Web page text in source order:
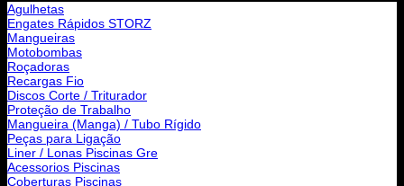
Agulhetas
Engates Rápidos STORZ
Mangueiras
Motobombas
Roçadoras
Recargas Fio
Discos Corte / Triturador
Proteção de Trabalho
Mangueira (Manga) / Tubo Rígido
Peças para Ligação
Liner / Lonas Piscinas Gre
Acessorios Piscinas
Coberturas Piscinas